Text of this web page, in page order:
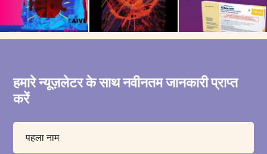
हमारे न्यूज़लेटर के साथ नवीनतम जानकारी प्राप्त
करें